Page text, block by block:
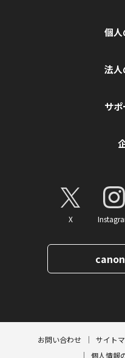
個人
法人
サ
X
お問い合わせ サイト
個人情報